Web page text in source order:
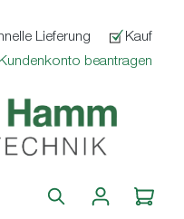
Lieferung
Kauf
Kundenkonto beantragen